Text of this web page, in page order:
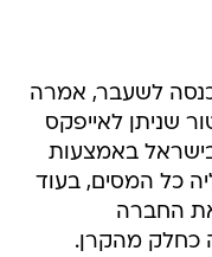
לשעבר, אמרה
שניתן לאייפקס
באמצעות
כל המסים, בעוד
החברה
כחלק מהקרן.